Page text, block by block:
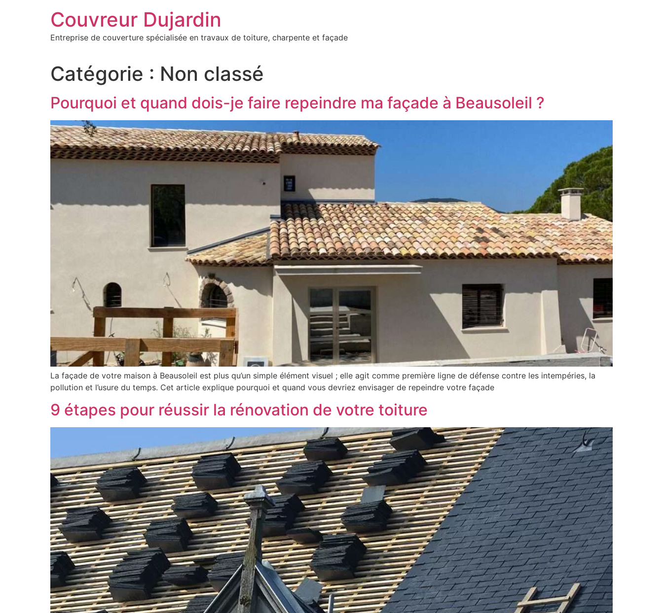
Couvreur Dujardin
Entreprise de couverture spécialisée en travaux de toiture, charpente et façade
Catégorie : Non classé
Pourquoi et quand dois-je faire repeindre ma façade à Beausoleil ?
La façade de votre maison à Beausoleil est plus qu’un simple élément visuel ; elle agit comme première ligne de défense contre les intempéries, la
pollution et l’usure du temps. Cet article explique pourquoi et quand vous devriez envisager de repeindre votre façade
9 étapes pour réussir la rénovation de votre toiture